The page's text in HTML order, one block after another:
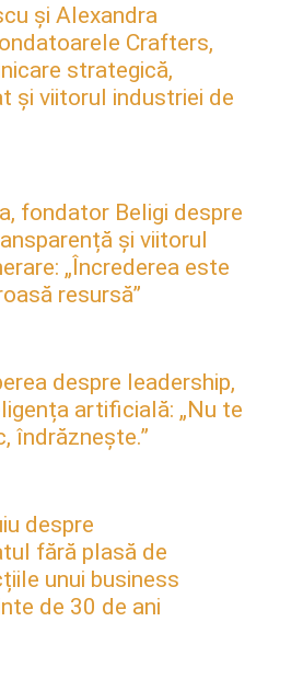
și Alexandra
Crafters,
strategică,
și viitorul industriei de
fondator Beligi despre
și viitorul
„Încrederea este
resursă”
despre leadership,
artificială: „Nu te
îndrăznește.”
despre
fără plasă de
unui business
de 30 de ani